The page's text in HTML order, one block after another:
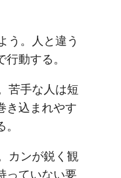
。人と違う
動する。
苦手な人は短
き込まれやす
ンが鋭く観
っていない要